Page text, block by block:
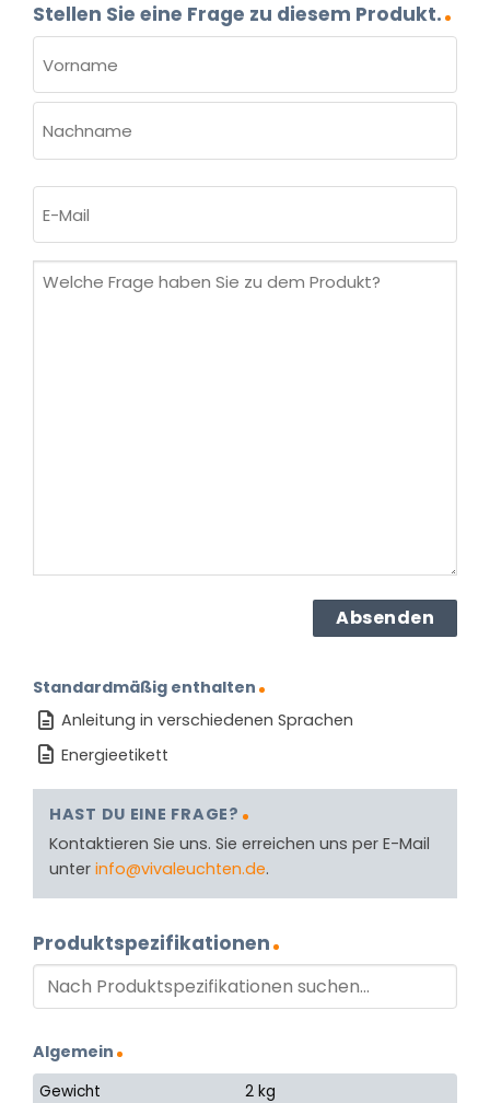
Stellen Sie eine Frage zu diesem Produkt.
(ERFORDERLICH)
Vorname
Mail
Welche
Standardmäßig enthalten
Anleitung in verschiedenen Sprachen
Energieetikett
HAST DU EINE FRAGE?
Kontaktieren Sie uns. Sie erreichen uns per E-Mail
unter info@vivaleuchten.de.
Produktspezifikationen
Algemein
Gewicht 2 kg